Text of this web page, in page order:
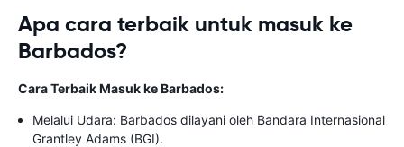
Apa cara terbaik untuk masuk ke
Barbados?
Cara Terbaik Masuk ke Barbados:
Melalui Udara: Barbados dilayani oleh Bandara Internasional
Grantley Adams (BGI).